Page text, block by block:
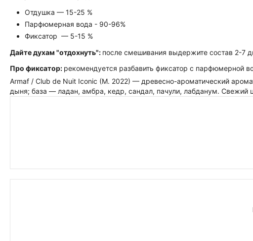
Отдушка — 15-25 %
Парфюмерная вода - 90-96%
Фиксатор — 5-15 %
Дайте духам "отдохнуть": после смешивания выдержите состав 2-7
Про фиксатор: рекомендуется разбавить фиксатор с парфюмерной
Armaf / Club de Nuit Iconic (M. 2022) — древесно-ароматический
дыня; база — ладан, амбра, кедр, сандал, пачули, лабданум.